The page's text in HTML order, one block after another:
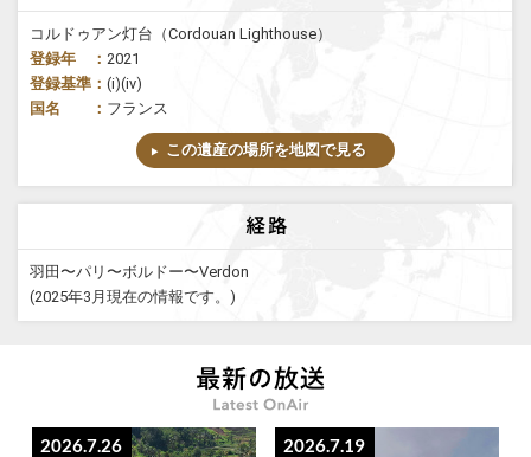
コルドゥアン灯台（Cordouan Lighthouse）
登録年 ： 2021
登録基準： (i)(iv)
国名 ： フランス
この遺産の場所を地図で見る
羽田〜パリ〜ボルドー〜Verdon
(2025年3月現在の情報です。)
2026.7.26 2026.7.19